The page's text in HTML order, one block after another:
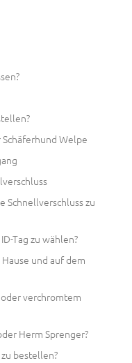
Welpe
Schnellverschluss zu
Tag zu wählen?
und auf dem
verchromtem
Herm Sprenger?
bestellen?